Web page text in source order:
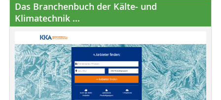
Das Branchenbuch der Kälte- und
Klimatechnik ...